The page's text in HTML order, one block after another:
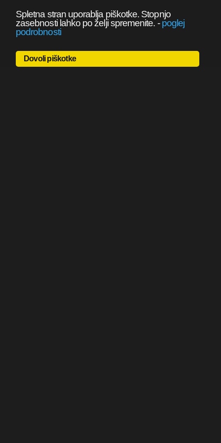
Spletna stran uporablja piškotke. Stopnjo
zasebnosti lahko po želji spremenite. -poglej
podrobnosti
Dovoli piškotke